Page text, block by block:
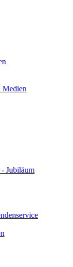
Medien
Jubiläum